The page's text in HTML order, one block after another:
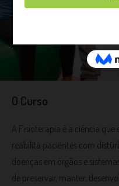
O Curso
A Fisioterapia é a ciência
reabilita pacientes com
doenças em órgãos e
de preservar, manter,